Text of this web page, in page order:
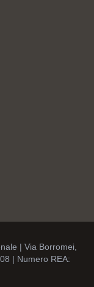
| Via Borromei,
| Numero REA: